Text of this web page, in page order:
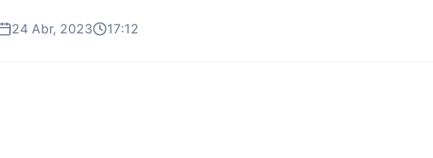
24 Abr, 2023 17:12